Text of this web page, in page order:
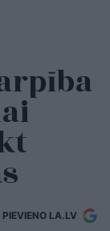
PIEVIENO LA.LV